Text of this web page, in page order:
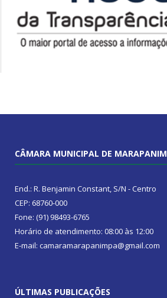
CÂMARA MUNICIPAL DE MARAPANIM
End.: R. Benjamin Constant, S/N - Centro
CEP: 68760-000
Fone: (91) 98493-6765
Horário de atendimento: 08:00 às 12:00
E-mail: camaramarapanimpa@gmail.com
ÚLTIMAS PUBLICAÇÕES